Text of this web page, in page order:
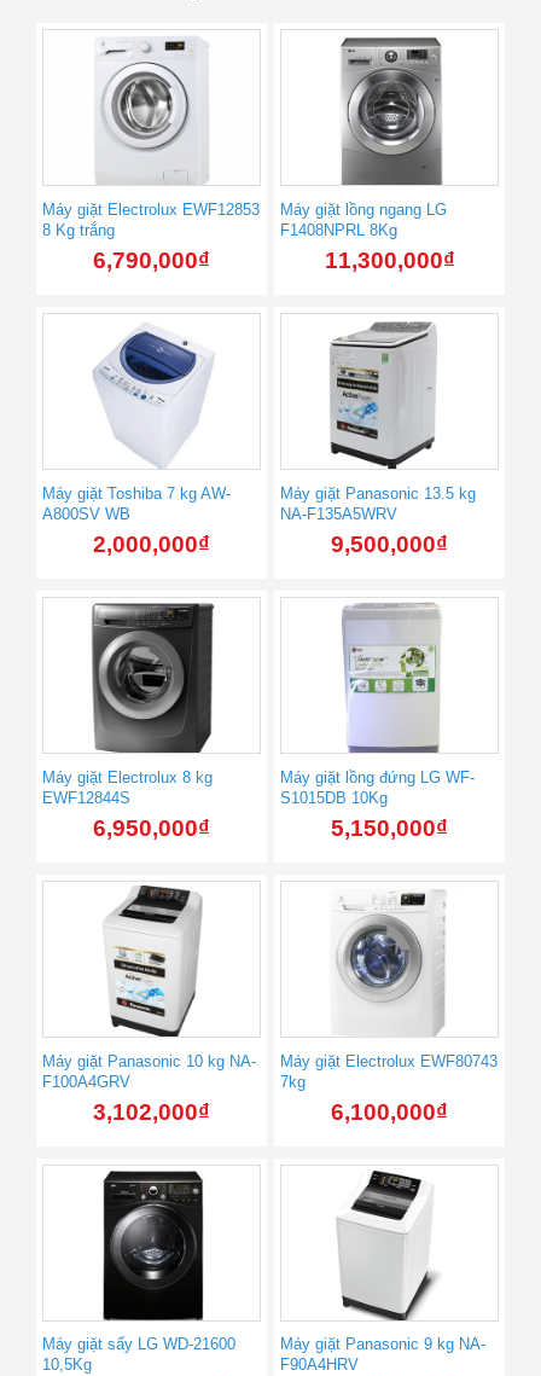
Máy giặt Electrolux EWF12853
8 Kg trắng
6,790,000₫
Máy giặt lồng ngang LG
F1408NPRL 8Kg
11,300,000₫
Máy giặt Toshiba 7 kg AW-
A800SV WB
2,000,000₫
Máy giặt Panasonic 13.5 kg
NA-F135A5WRV
9,500,000₫
Máy giặt Electrolux 8 kg
EWF12844S
6,950,000₫
Máy giặt lồng đứng LG WF-
S1015DB 10Kg
5,150,000₫
Máy giặt Panasonic 10 kg NA-
F100A4GRV
3,102,000₫
Máy giặt Electrolux EWF80743
7kg
6,100,000₫
Máy giặt sấy LG WD-21600
10,5Kg
Máy giặt Panasonic 9 kg NA-
F90A4HRV